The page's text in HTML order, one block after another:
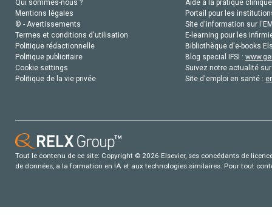
Qui sommes-nous ?
Mentions légales
© - Avertissements
Termes et conditions d'utilisation
Politique rédactionnelle
Politique publicitaire
Cookie settings
Politique de la vie privée
Aide à la pratique
Portail pour les
Site d'information sur
E-learning pour les
Bibliothèque d'e-books
Blog special IFSI :
Suivez notre actualité
Site d'emploi en santé :
Tout le contenu de ce site: Copyright © 2026 Elsevier, ses concédants de
de données, a la formation en IA et aux technologies similaires. Pour tout